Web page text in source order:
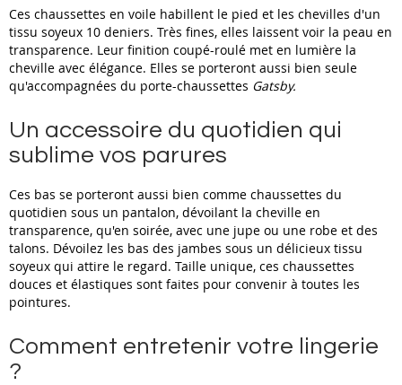
Ces chaussettes en voile habillent le pied et les chevilles d'un
tissu soyeux 10 deniers. Très fines, elles laissent voir la peau en
transparence. Leur finition coupé-roulé met en lumière la
cheville avec élégance. Elles se porteront aussi bien seule
qu'accompagnées du porte-chaussettes Gatsby.
Un accessoire du quotidien qui
sublime vos parures
Ces bas se porteront aussi bien comme chaussettes du
quotidien sous un pantalon, dévoilant la cheville en
transparence, qu'en soirée, avec une jupe ou une robe et des
talons. Dévoilez les bas des jambes sous un délicieux tissu
soyeux qui attire le regard. Taille unique, ces chaussettes
douces et élastiques sont faites pour convenir à toutes les
pointures.
Comment entretenir votre lingerie
?